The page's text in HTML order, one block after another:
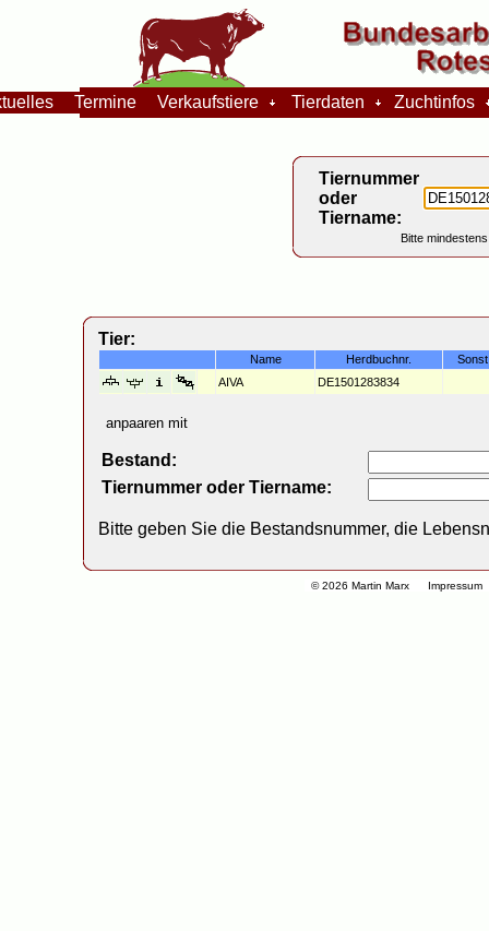
© 2026 Martin Marx Impressum
Termine Verkaufstiere Tierdaten Zuchtinfos
Tiernummer
oder
Tiername:
Bitte
Tier:
Name Herdbuchnr.
AIVA
DE1501283834
anpaaren mit
Bestand:
Tiernummer oder Tiername:
Bitte geben Sie die Bestandsnummer, die